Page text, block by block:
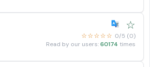
☆
☆☆☆☆☆ 0/5 (0)
Read by our users:60174 times